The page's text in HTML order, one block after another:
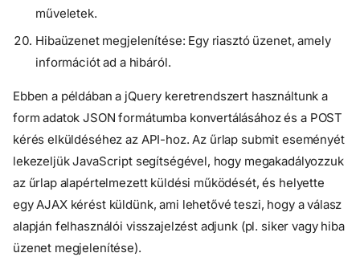
műveletek.
Hibaüzenet megjelenítése: Egy riasztó üzenet, amely
információt ad a hibáról.
Ebben a példában a jQuery keretrendszert használtunk a
form adatok JSON formátumba konvertálásához és a POST
kérés elküldéséhez az API-hoz. Az űrlap submit eseményét
lekezeljük JavaScript segítségével, hogy megakadályozzuk
az űrlap alapértelmezett küldési működését, és helyette
egy AJAX kérést küldünk, ami lehetővé teszi, hogy a válasz
alapján felhasználói visszajelzést adjunk (pl. siker vagy hiba
üzenet megjelenítése).